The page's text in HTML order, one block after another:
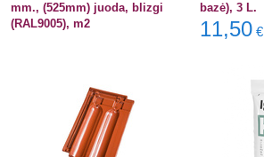
mm., (525mm) juoda, blizgi
(RAL9005), m2
bazė), 3 L.
11,50 €